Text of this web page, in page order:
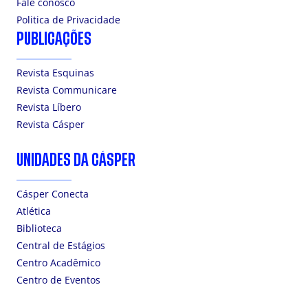
Politica de Privacidade
PUBLICAÇÕES
Revista Esquinas
Revista Communicare
Revista Líbero
Revista Cásper
UNIDADES DA CÁSPER
Cásper Conecta
Atlética
Biblioteca
Central de Estágios
Centro Acadêmico
Centro de Eventos